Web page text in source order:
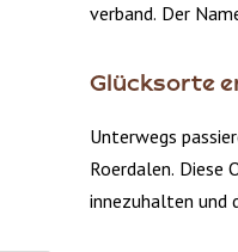
verband. Der
Glücksorte
Unterwegs
Roerdalen. Diese
innezuhalten und